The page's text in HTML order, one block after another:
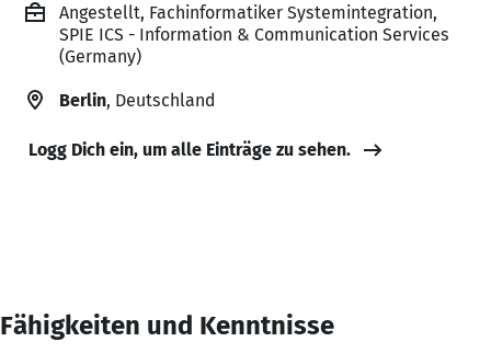
Angestellt, Fachinformatiker Systemintegration,
SPIE ICS - Information & Communication Services
(Germany)
Berlin, Deutschland
Logg Dich ein, um alle Einträge zu sehen.
Fähigkeiten und Kenntnisse